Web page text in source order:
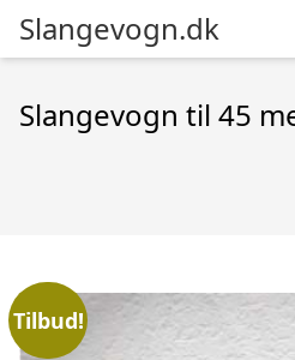
Slangevogn.dk
Slangevogn til 45
Tilbud!